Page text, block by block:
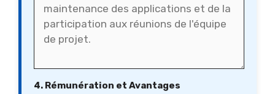
4. Rémunération et Avantages